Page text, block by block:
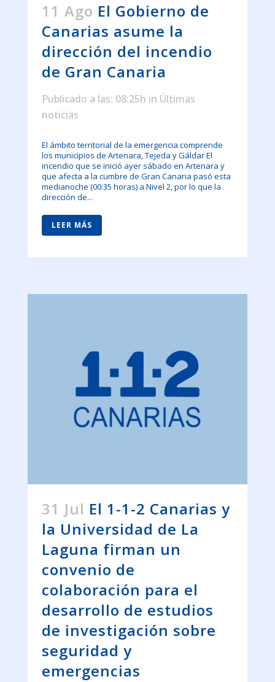
11 Ago El Gobierno de
Canarias asume la
dirección del incendio
de Gran Canaria
Publicado a las: 08:25h in Últimas
noticias
El ámbito territorial de la emergencia comprende
los municipios de Artenara, Tejeda y Gáldar El
incendio que se inició ayer sábado en Artenara y
que afecta a la cumbre de Gran Canaria pasó esta
medianoche (00:35 horas) a Nivel 2, por lo que la
dirección de...
LEER MÁS
31 Jul El 1-1-2 Canarias y
la Universidad de La
Laguna firman un
convenio de
colaboración para el
desarrollo de estudios
de investigación sobre
seguridad y
emergencias